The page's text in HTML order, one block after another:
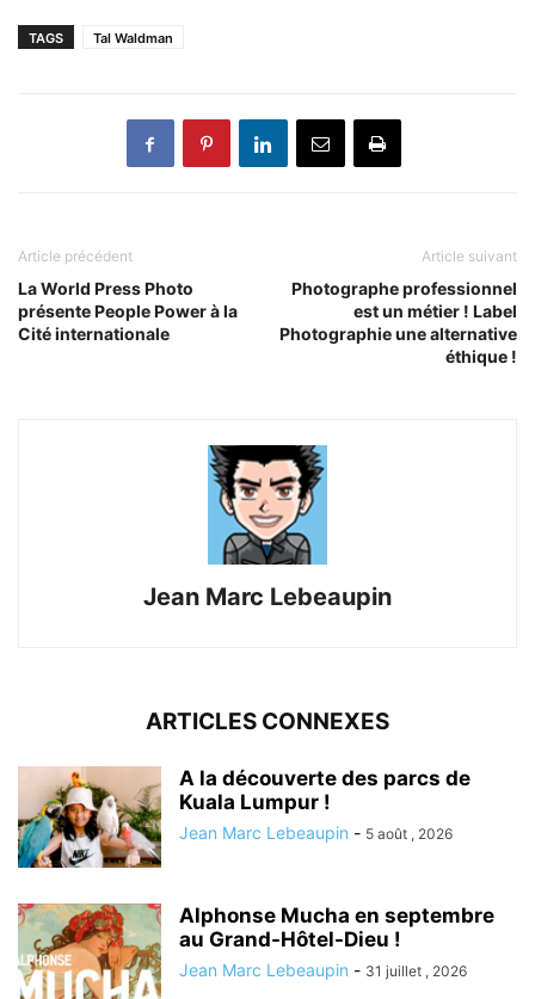
TAGS Tal Waldman
Article précédent
La World Press Photo
présente People Power à la
Cité internationale
Article suivant
Photographe professionnel
est un métier ! Label
Photographie une alternative
éthique !
Jean Marc Lebeaupin
ARTICLES CONNEXES
A la découverte des parcs de
Kuala Lumpur !
Jean Marc Lebeaupin - 5 août , 2026
Alphonse Mucha en septembre
au Grand-Hôtel-Dieu !
Jean Marc Lebeaupin - 31 juillet , 2026